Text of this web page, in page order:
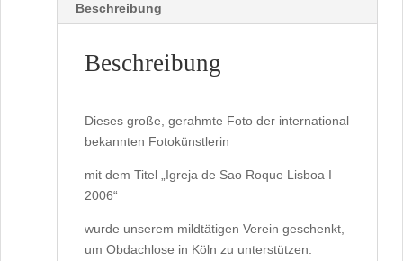
Beschreibung
Beschreibung
Dieses große, gerahmte Foto der international
bekannten Fotokünstlerin
mit dem Titel „Igreja de Sao Roque Lisboa I
2006“
wurde unserem mildtätigen Verein geschenkt,
um Obdachlose in Köln zu unterstützen.